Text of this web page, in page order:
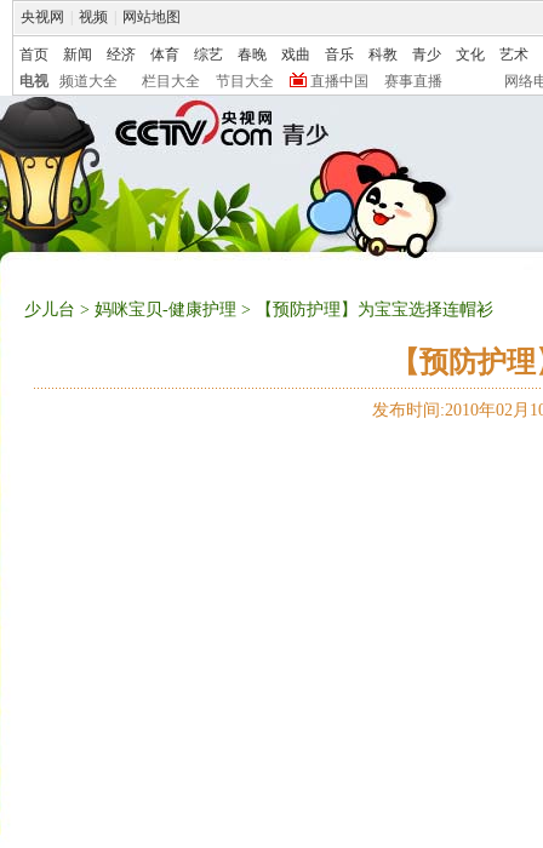
央视网 视频 网站地图
首页 新闻 经济 体育 综艺 春晚 戏曲 音乐 科教 青少 文化
艺术
电视
频道大全 栏目大全 节目大全 直播中国 赛事直播 网络
少儿台 > 妈咪宝贝-健康护理 > 【预防护理】为宝宝选择连帽衫
【预防护
发布时间:2010年02月